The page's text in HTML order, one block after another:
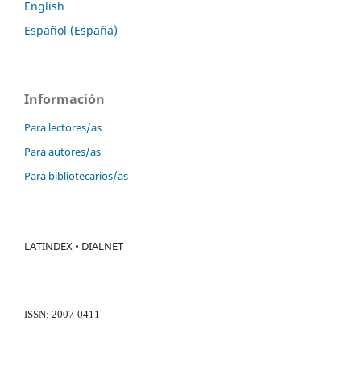
English
Español (España)
Información
Para lectores/as
Para autores/as
Para bibliotecarios/as
LATINDEX • DIALNET
ISSN: 2007-0411